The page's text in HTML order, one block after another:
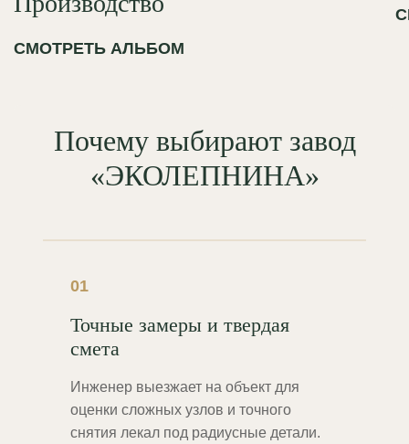
СМОТРЕТЬ АЛЬБОМ
Почему выбирают завод
«ЭКОЛЕПНИНА»
01
Точные замеры и твердая
смета
Инженер выезжает на объект для
оценки сложных узлов и точного
снятия лекал под радиусные детали.